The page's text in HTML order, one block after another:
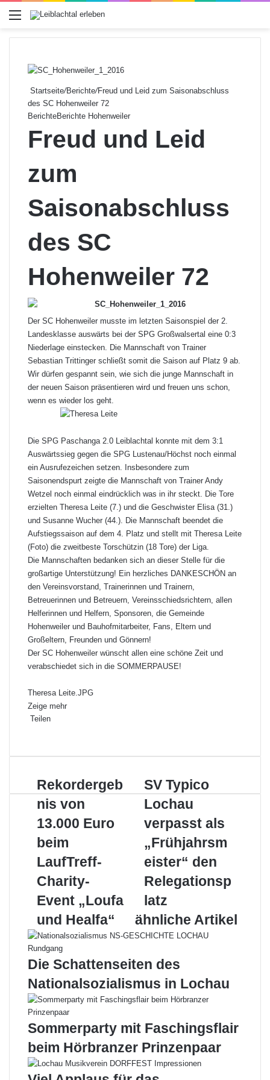
Menü
Startseite/Berichte/Freud und Leid zum Saisonabschluss
des SC Hohenweiler 72
BerichteBerichte Hohenweiler
Freud und Leid
zum
Saisonabschluss
des SC
Hohenweiler 72
Der SC Hohenweiler musste im letzten Saisonspiel der 2.
Landesklasse auswärts bei der SPG Großwalsertal eine 0:3
Niederlage einstecken. Die Mannschaft von Trainer
Sebastian Trittinger schließt somit die Saison auf Platz 9 ab.
Wir dürfen gespannt sein, wie sich die junge Mannschaft in
der neuen Saison präsentieren wird und freuen uns schon,
wenn es wieder los geht.
Die SPG Paschanga 2.0 Leiblachtal konnte mit dem 3:1
Auswärtssieg gegen die SPG Lustenau/Höchst noch einmal
ein Ausrufezeichen setzen. Insbesondere zum
Saisonendspurt zeigte die Mannschaft von Trainer Andy
Wetzel noch einmal eindrücklich was in ihr steckt. Die Tore
erzielten Theresa Leite (7.) und die Geschwister Elisa (31.)
und Susanne Wucher (44.). Die Mannschaft beendet die
Aufstiegssaison auf dem 4. Platz und stellt mit Theresa Leite
(Foto) die zweitbeste Torschützin (18 Tore) der Liga.
Die Mannschaften bedanken sich an dieser Stelle für die
großartige Unterstützung! Ein herzliches DANKESCHÖN an
den Vereinsvorstand, Trainerinnen und Trainern,
Betreuerinnen und Betreuern, Vereinsschiedsrichtern, allen
Helferinnen und Helfern, Sponsoren, die Gemeinde
Hohenweiler und Bauhofmitarbeiter, Fans, Eltern und
Großeltern, Freunden und Gönnern!
Der SC Hohenweiler wünscht allen eine schöne Zeit und
verabschiedet sich in die SOMMERPAUSE!
Theresa Leite.JPG
Zeige mehr
Teilen
c
o
n
e
d
n
n
e
r
e
s
a
s
A
p
p
i
e
p
e
-
M
i
l
u
k
e
n
R
e
k
o
d
e
g
e
b
n
i
s
v
o
n
1
3
0
0
0
E
Rekordergeb
nis von
13.000 Euro
beim
LaufTreff-
Charity-
Event „Loufa
und Healfa“
S
V
T
y
i
c
L
o
c
h
a
e
p
s
s
t
a
SV Typico
Lochau
verpasst als
„Frühjahrsm
eister“ den
Relegationsp
latz
ähnliche Artikel
Die Schattenseiten des
Nationalsozialismus in Lochau
Sommerparty mit Faschingsflair
beim Hörbranzer Prinzenpaar